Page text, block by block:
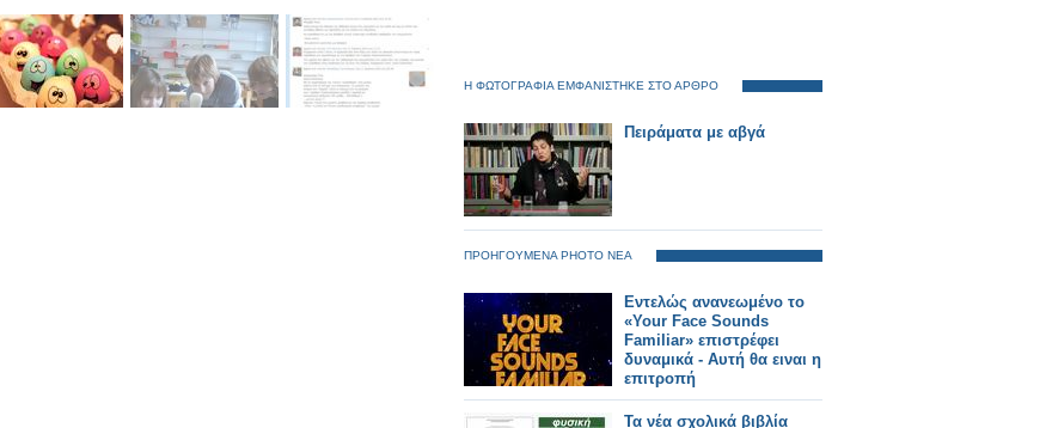
Η ΦΩΤΟΓΡΑΦΙΑ ΕΜΦΑΝΙΣΤΗΚΕ ΣΤΟ ΑΡΘΡΟ
Πειράματα με αβγά
ΠΡΟΗΓΟΥΜΕΝΑ PHOTO ΝΕΑ
Εντελώς ανανεωμένο το
«Your Face Sounds
Familiar» επιστρέφει
δυναμικά - Αυτή θα ειναι η
επιτροπή
Τα νέα σχολικά βιβλία